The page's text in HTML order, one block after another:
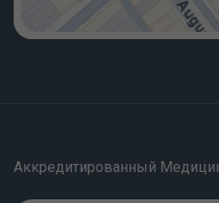
Аккредитированный